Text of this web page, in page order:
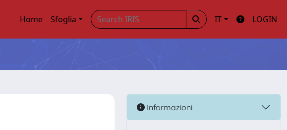
Home Sfoglia IT LOGIN
Informazioni